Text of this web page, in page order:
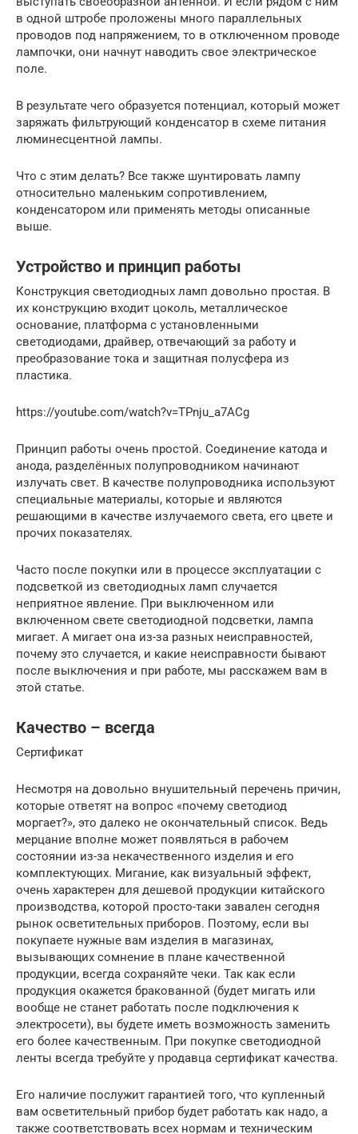
в одной штробе проложены много параллельных
проводов под напряжением, то в отключенном проводе
лампочки, они начнут наводить свое электрическое
поле.
В результате чего образуется потенциал, который может
заряжать фильтрующий конденсатор в схеме питания
люминесцентной лампы.
Что с этим делать? Все также шунтировать лампу
относительно маленьким сопротивлением,
конденсатором или применять методы описанные
выше.
Устройство и принцип работы
Конструкция светодиодных ламп довольно простая. В
их конструкцию входит цоколь, металлическое
основание, платформа с установленными
светодиодами, драйвер, отвечающий за работу и
преобразование тока и защитная полусфера из
пластика.
https://youtube.com/watch?v=TPnju_a7ACg
Принцип работы очень простой. Соединение катода и
анода, разделённых полупроводником начинают
излучать свет. В качестве полупроводника используют
специальные материалы, которые и являются
решающими в качестве излучаемого света, его цвете и
прочих показателях.
Часто после покупки или в процессе эксплуатации с
подсветкой из светодиодных ламп случается
неприятное явление. При выключенном или
включенном свете светодиодной подсветки, лампа
мигает. А мигает она из-за разных неисправностей,
почему это случается, и какие неисправности бывают
после выключения и при работе, мы расскажем вам в
этой статье.
Качество – всегда
Сертификат
Несмотря на довольно внушительный перечень причин,
которые ответят на вопрос «почему светодиод
моргает?», это далеко не окончательный список. Ведь
мерцание вполне может появляться в рабочем
состоянии из-за некачественного изделия и его
комплектующих. Мигание, как визуальный эффект,
очень характерен для дешевой продукции китайского
производства, которой просто-таки завален сегодня
рынок осветительных приборов. Поэтому, если вы
покупаете нужные вам изделия в магазинах,
вызывающих сомнение в плане качественной
продукции, всегда сохраняйте чеки. Так как если
продукция окажется бракованной (будет мигать или
вообще не станет работать после подключения к
электросети), вы будете иметь возможность заменить
его более качественным. При покупке светодиодной
ленты всегда требуйте у продавца сертификат качества.
Его наличие послужит гарантией того, что купленный
вам осветительный прибор будет работать как надо, а
также соответствовать всех нормам и техническим